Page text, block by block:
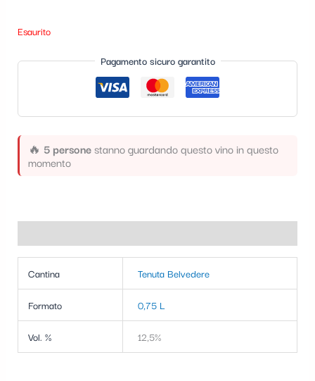
Esaurito
Pagamento sicuro garantito
🔥 5 personestanno guardando questo vino in questo
momento
Cantina Tenuta Belvedere
Formato 0,75 L
Vol. % 12,5%
g
o